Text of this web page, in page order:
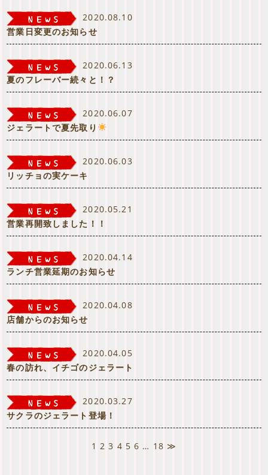
2020.08.10
営業日変更のお知らせ
2020.06.13
夏のフレーバー続々と！？
2020.06.07
ジェラートで夏先取り
2020.06.03
リッチョの実ケーキ
2020.05.21
営業再開致しました！！
2020.04.14
ランチ営業延期のお知らせ
2020.04.08
店舗からのお知らせ
2020.04.05
春の訪れ、イチゴのジェラート
2020.03.27
サクラのジェラート登場！
1 2 3 4 5 6 … 18 ≫